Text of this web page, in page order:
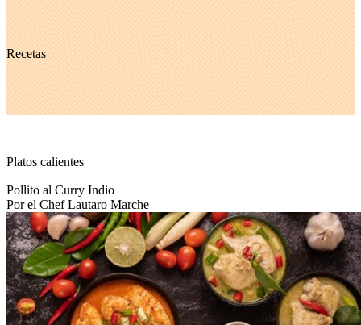
Recetas
Platos calientes
Pollito al Curry Indio
Por el Chef Lautaro Marche